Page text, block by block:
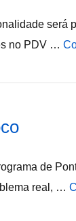
será
no PDV …
de
real, …